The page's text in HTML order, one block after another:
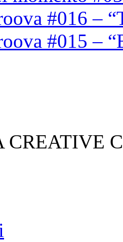
#016 –
#015 –
CREATIVE